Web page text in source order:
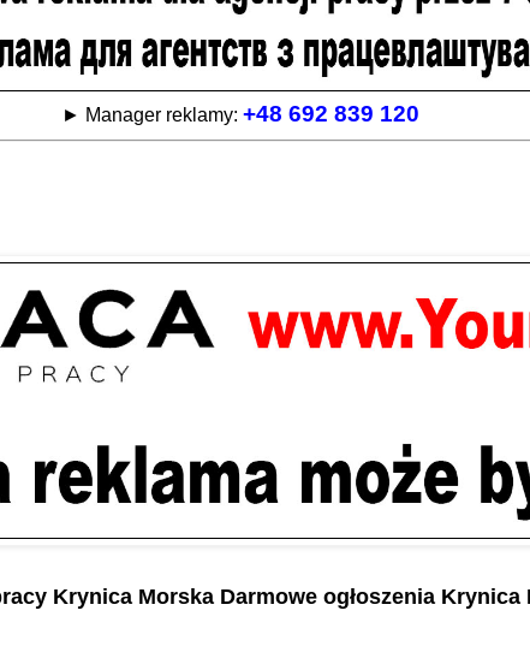
► Manager reklamy: +48 692 839 120
Krynica Morska Darmowe ogłoszenia Krynica